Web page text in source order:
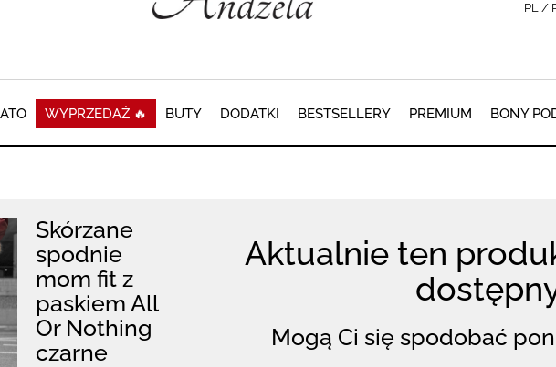
PL/
WYPRZEDAŻ 🔥 BUTY DODATKI BESTSELLERY PREMIUM BONY
Skórzane
spodnie
mom fit z
paskiem All
Or Nothing
czarne
Aktualnie ten
Mogą Ci się spodobać